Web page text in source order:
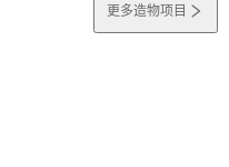
更多造物项目